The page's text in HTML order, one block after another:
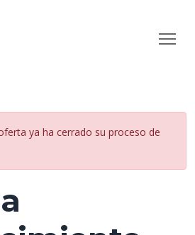
ya ha cerrado su proceso de